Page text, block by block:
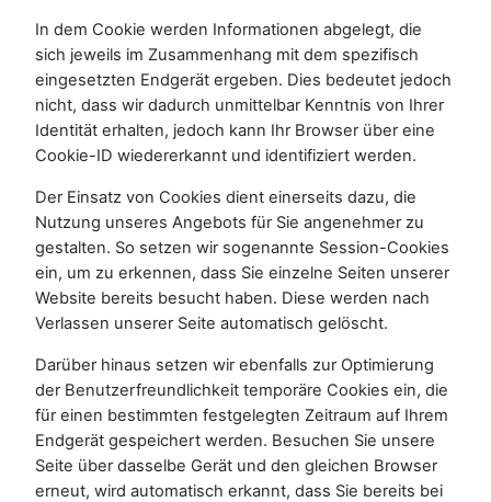
In dem Cookie werden Informationen abgelegt, die
sich jeweils im Zusammenhang mit dem spezifisch
eingesetzten Endgerät ergeben. Dies bedeutet jedoch
nicht, dass wir dadurch unmittelbar Kenntnis von Ihrer
Identität erhalten, jedoch kann Ihr Browser über eine
Cookie-ID wiedererkannt und identifiziert werden.
Der Einsatz von Cookies dient einerseits dazu, die
Nutzung unseres Angebots für Sie angenehmer zu
gestalten. So setzen wir sogenannte Session-Cookies
ein, um zu erkennen, dass Sie einzelne Seiten unserer
Website bereits besucht haben. Diese werden nach
Verlassen unserer Seite automatisch gelöscht.
Darüber hinaus setzen wir ebenfalls zur Optimierung
der Benutzerfreundlichkeit temporäre Cookies ein, die
für einen bestimmten festgelegten Zeitraum auf Ihrem
Endgerät gespeichert werden. Besuchen Sie unsere
Seite über dasselbe Gerät und den gleichen Browser
erneut, wird automatisch erkannt, dass Sie bereits bei